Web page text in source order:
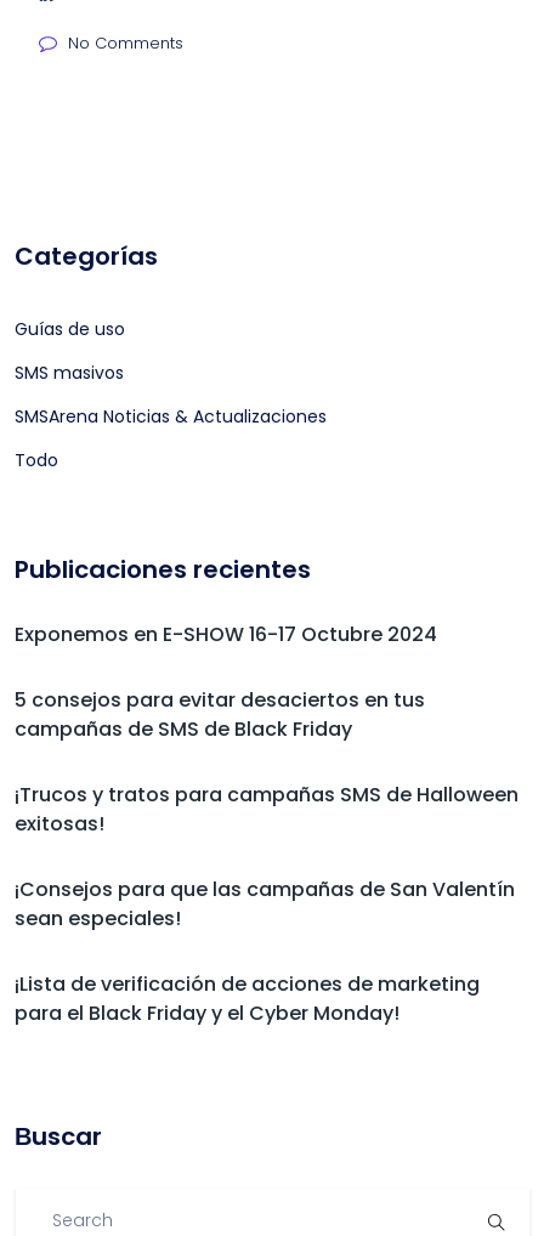
No Comments
Categorías
Guías de uso
SMS masivos
SMSArena Noticias & Actualizaciones
Todo
Publicaciones recientes
Exponemos en E-SHOW 16-17 Octubre 2024
5 consejos para evitar desaciertos en tus
campañas de SMS de Black Friday
¡Trucos y tratos para campañas SMS de Halloween
exitosas!
¡Consejos para que las campañas de San Valentín
sean especiales!
¡Lista de verificación de acciones de marketing
para el Black Friday y el Cyber Monday!
Βuscar